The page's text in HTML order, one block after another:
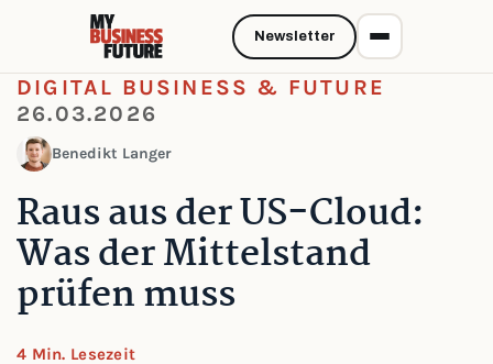
DIGITAL BUSINESS & FUTURE
26.03.2026
Benedikt Langer
Raus aus der US-Cloud:
Was der Mittelstand
prüfen muss
4 Min. Lesezeit
Newsletter